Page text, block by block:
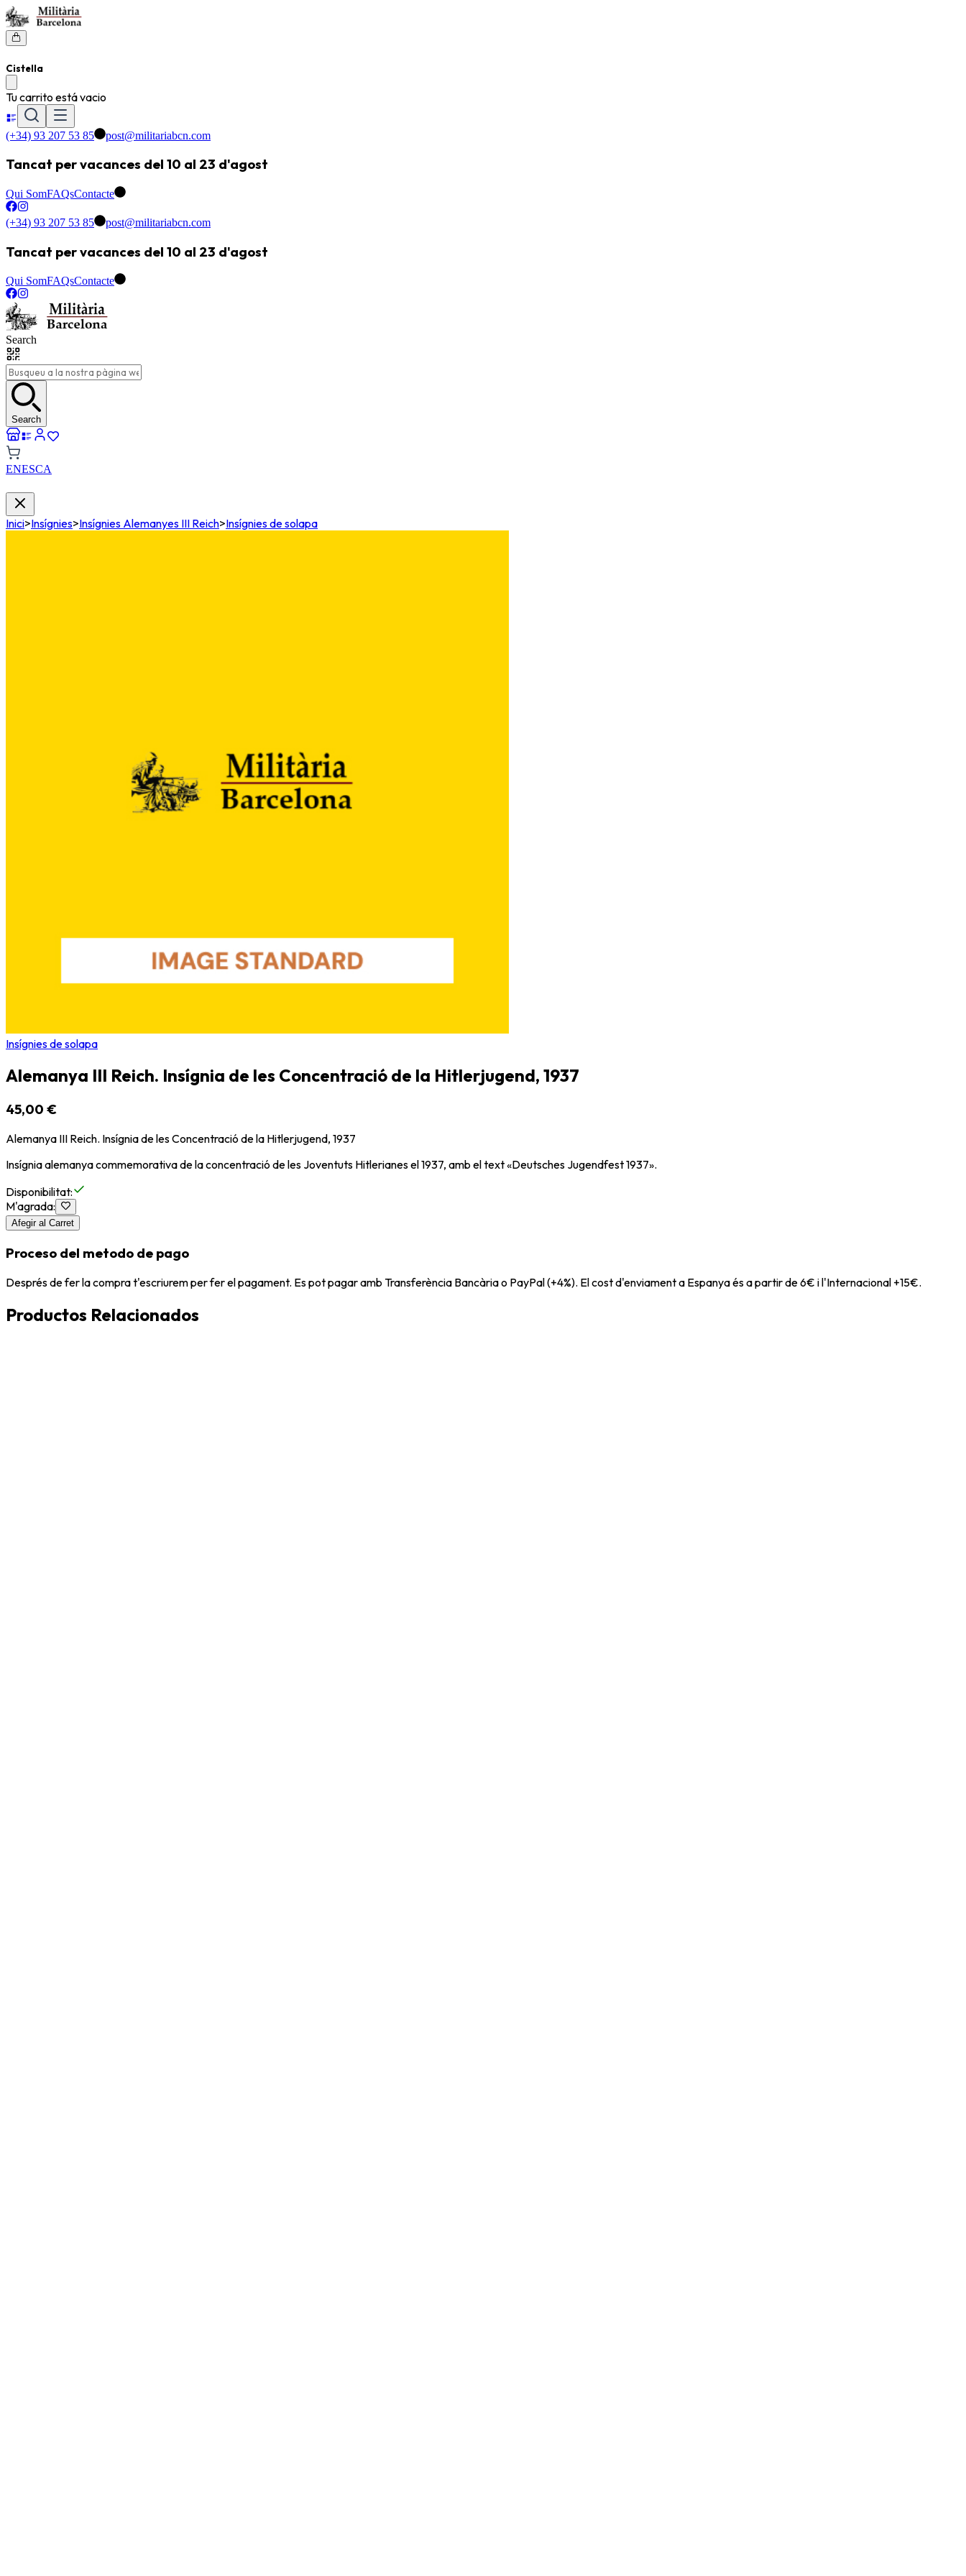
Cistella
Tu carrito está vacio
(+34) 93 207 53 85 post@militariabcn.com
Tancat per vacances del 10 al 23 d'agost
Qui SomFAQsContacte
(+34) 93 207 53 85 post@militariabcn.com
Tancat per vacances del 10 al 23 d'agost
Qui SomFAQsContacte
Search
Search
ENESCA
Inici>Insígnies>Insígnies Alemanyes III Reich>Insígnies de solapa
Insígnies de solapa
Alemanya III Reich. Insígnia de les Concentració de la Hitlerjugend, 1937
45,00 €
Alemanya III Reich. Insígnia de les Concentració de la Hitlerjugend, 1937
Insígnia alemanya commemorativa de la concentració de les Joventuts Hitlerianes el 1937, amb el text «Deutsches Jugendfest 1937».
Disponibilitat:
M'agrada:
Afegir al Carret
Proceso del metodo de pago
Després de fer la compra t'escriurem per fer el pagament. Es pot pagar amb Transferència Bancària o PayPal (+4%). El cost d'enviament a Espanya és a partir de 6€ i l'Internacional +15€.
Productos Relacionados